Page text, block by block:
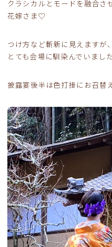
クラシカルとモードを融合さ
花嫁さま♡
つけ方など斬新に見えますが
とても会場に馴染んでいまし
披露宴後半は色打掛にお召替